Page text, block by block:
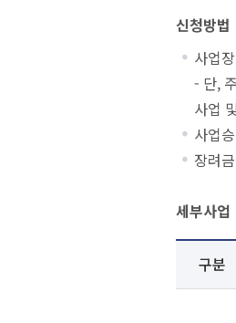
신청방법
사업
- 단,
사업
사업
장려
세부사업
구분